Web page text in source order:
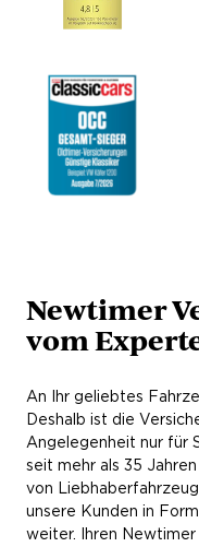
Newtimer
vom
An Ihr geliebtes
Deshalb ist die
Angelegenheit nur für
seit mehr als 35
von
unsere Kunden in
weiter. Ihren Newtimer